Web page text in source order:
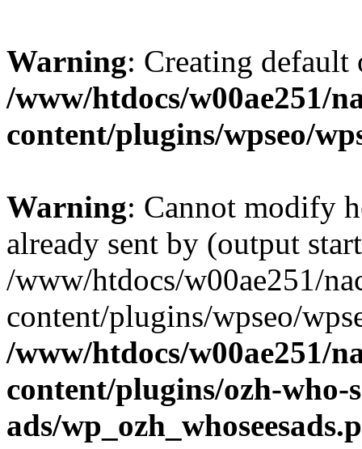
Warning: Creating
/www/htdocs/w00ae251/
content/plugins/wpseo/
Warning: Cannot modify
already sent by (output
/www/htdocs/w00ae251/
content/plugins/wpseo/
/www/htdocs/w00ae251/
content/plugins/ozh-who-
ads/